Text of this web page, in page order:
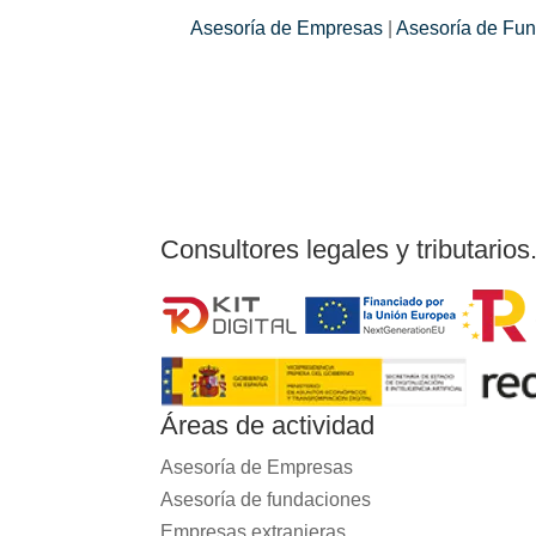
Asesoría de Empresas| Asesoría de
Consultores legales y tributarios.
Áreas de actividad
Asesoría de Empresas
Asesoría de fundaciones
Empresas extranjeras